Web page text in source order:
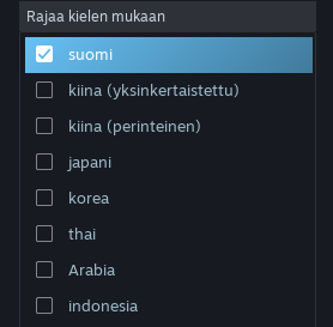
Tietoa
Tuki
Vaihda kieli
Hanki Steam-mobiilisovellus
Näytä työpöytäsivusto
Rajaa kielen mukaan
suomi
kiina (yksinkertaistettu)
kiina (perinteinen)
japani
korea
thai
Arabia
indonesia
Järjestelyperuste